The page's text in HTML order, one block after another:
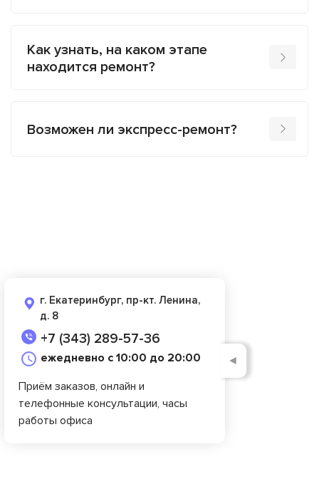
Как узнать, на каком этапе
находится ремонт?
Возможен ли экспресс-ремонт?
г. Екатеринбург, пр-кт. Ленина,
д. 8
+7 (343) 289-57-36
ежедневно с 10:00 до 20:00
Приём заказов, онлайн и
телефонные консультации, часы
работы офиса
◄